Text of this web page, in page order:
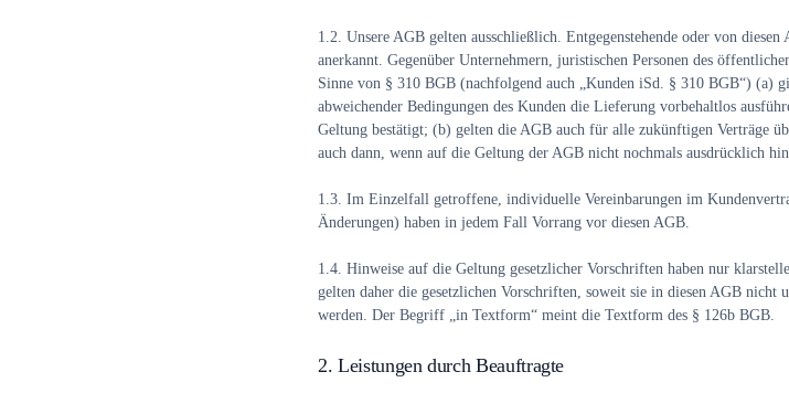
1.2. Unsere AGB gelten ausschließlich. Entgegenstehende oder von
anerkannt. Gegenüber Unternehmern, juristischen Personen des
Sinne von § 310 BGB (nachfolgend auch „Kunden iSd. § 310 BGB“) (a)
abweichender Bedingungen des Kunden die Lieferung vorbehaltlos
Geltung bestätigt; (b) gelten die AGB auch für alle zukünftigen Verträge
auch dann, wenn auf die Geltung der AGB nicht nochmals ausdrücklich
1.3. Im Einzelfall getroffene, individuelle Vereinbarungen im
Änderungen) haben in jedem Fall Vorrang vor diesen AGB.
1.4. Hinweise auf die Geltung gesetzlicher Vorschriften haben nur
gelten daher die gesetzlichen Vorschriften, soweit sie in diesen AGB nicht
werden. Der Begriff „in Textform“ meint die Textform des § 126b BGB.
2. Leistungen durch Beauftragte